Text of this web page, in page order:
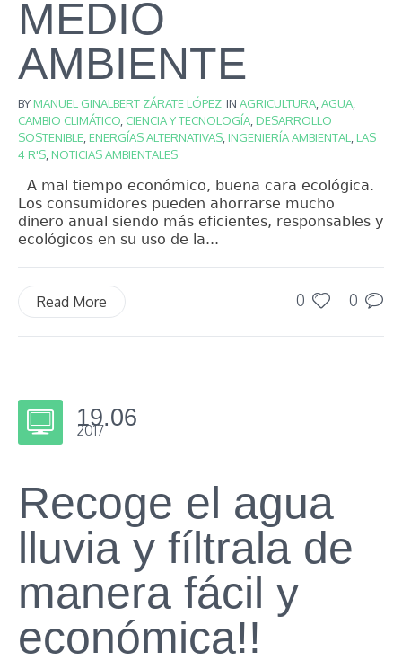
MEDIO
AMBIENTE
BYMANUEL GINALBERT ZÁRATE LÓPEZ IN AGRICULTURA,AGUA,
CAMBIO CLIMÁTICO, CIENCIA Y TECNOLOGÍA,DESARROLLO
SOSTENIBLE,ENERGÍAS ALTERNATIVAS,INGENIERÍA AMBIENTAL,LAS
4 R'S,NOTICIAS AMBIENTALES
A mal tiempo económico, buena cara ecológica.
Los consumidores pueden ahorrarse mucho
dinero anual siendo más eficientes, responsables y
ecológicos en su uso de la...
0 0
Read More
19.06
2017
Recoge el agua
lluvia y fíltrala de
manera fácil y
económica!!